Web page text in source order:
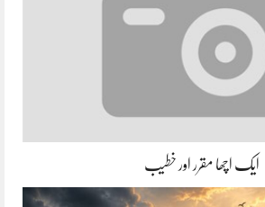
ایک اچھا مقرر اور خطیب